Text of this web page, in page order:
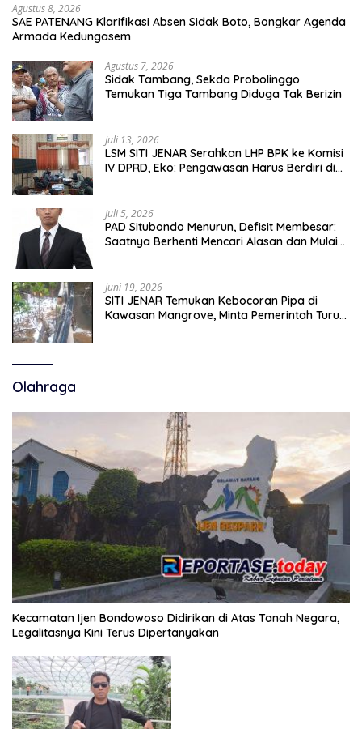
Agustus 8, 2026
SAE PATENANG Klarifikasi Absen Sidak Boto, Bongkar Agenda
Armada Kedungasem
Agustus 7, 2026
Sidak Tambang, Sekda Probolinggo
Temukan Tiga Tambang Diduga Tak Berizin
Juli 13, 2026
LSM SITI JENAR Serahkan LHP BPK ke Komisi
IV DPRD, Eko: Pengawasan Harus Berdiri di
Juli 5, 2026
PAD Situbondo Menurun, Defisit Membesar:
Saatnya Berhenti Mencari Alasan dan Mulai
Juni 19, 2026
SITI JENAR Temukan Kebocoran Pipa di
Kawasan Mangrove, Minta Pemerintah Turun
Olahraga
Kecamatan Ijen Bondowoso Didirikan di Atas Tanah Negara,
Legalitasnya Kini Terus Dipertanyakan